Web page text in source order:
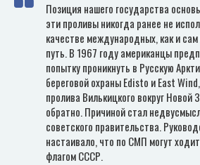
Позиция нашего государства
эти проливы никогда ранее не
качестве международных, как и
путь. В 1967 году американцы
попытку проникнуть в Русскую
береговой охраны Edisto и East
пролива Вилькицкого вокруг Новой
обратно. Причиной стал
советского правительства.
настаивало, что по СМП могут
флагом СССР.